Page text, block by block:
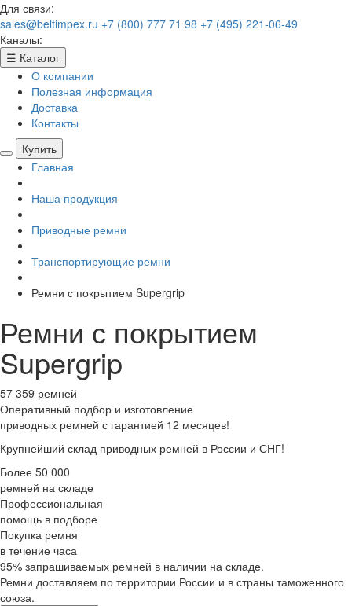
Для связи:
sales@beltimpex.ru +7 (800) 777 71 98 +7 (495) 221-06-49
Каналы:
☰ Каталог
О компании
Полезная информация
Доставка
Контакты
Купить
Главная
Наша продукция
Приводные ремни
Транспортирующие ремни
Ремни с покрытием Supergrip
Ремни с покрытием
Supergrip
57 359 ремней
Оперативный подбор и изготовление
приводных ремней с гарантией 12 месяцев!
Крупнейший склад приводных ремней в России и СНГ!
Более 50 000
ремней на складе
Профессиональная
помощь в подборе
Покупка ремня
в течение часа
95% запрашиваемых ремней в наличии на складе.
Ремни доставляем по территории России и в страны таможенного
союза.